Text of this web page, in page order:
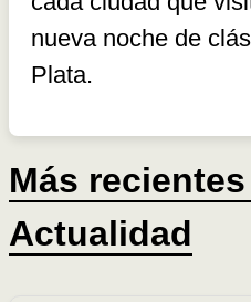
nueva noche de
Plata.
Más
Actualidad